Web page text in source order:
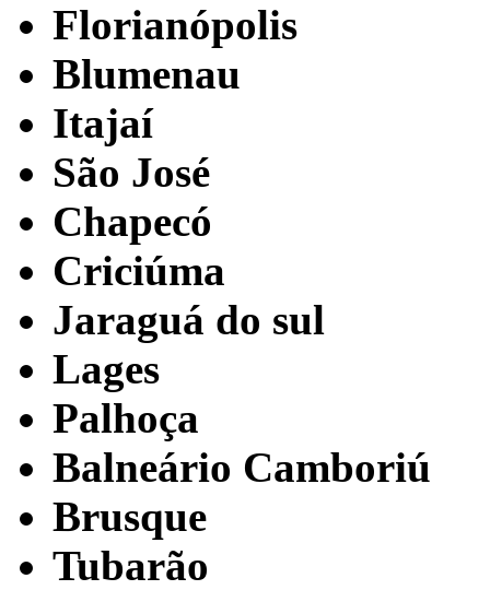
Florianópolis
Blumenau
Itajaí
São José
Chapecó
Criciúma
Jaraguá do sul
Lages
Palhoça
Balneário Camboriú
Brusque
Tubarão